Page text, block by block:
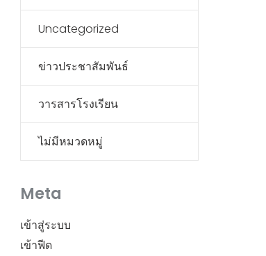
Uncategorized
ข่าวประชาสัมพันธ์
วารสารโรงเรียน
ไม่มีหมวดหมู่
Meta
เข้าสู่ระบบ
เข้าฟีด